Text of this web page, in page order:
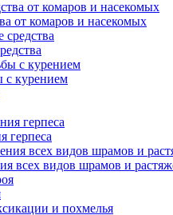
от комаров и насекомых
с курением
герпеса
всех видов шрамов и